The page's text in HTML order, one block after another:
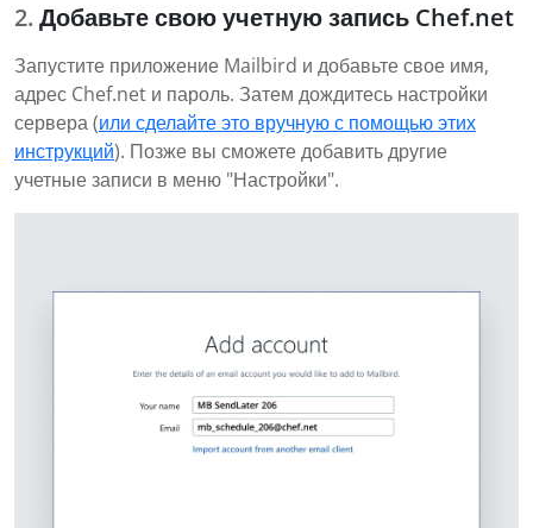
Добавьте свою учетную запись Chef.net
Запустите приложение Mailbird и добавьте свое имя,
адрес Chef.net и пароль. Затем дождитесь настройки
сервера (или сделайте это вручную с помощью этих
инструкций). Позже вы сможете добавить другие
учетные записи в меню "Настройки".